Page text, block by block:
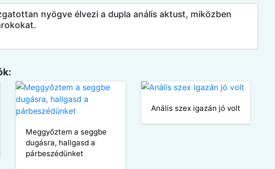
nyögve élvezi a dupla anális aktust, miközben
Meggyőztem a seggbe
dugásra, hallgasd a
párbeszédünket
Anális szex igazán jó volt